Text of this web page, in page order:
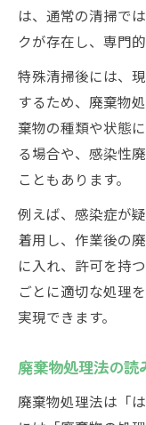
廃棄物処
廃棄物処
性
特殊清
廃棄物処
知識
廃棄物処
ト
は、通常の清掃で
クが存在し、専門
特殊清掃後には、
するため、廃棄物
棄物の種類や状態
る場合や、感染性
こともあります。
例えば、感染症が
着用し、作業後の
に入れ、許可を持
ごとに適切な処理
実現できます。
廃棄物処理法の読
廃棄物処理法は「